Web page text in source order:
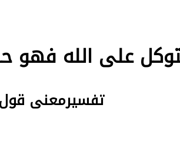
على الله فهو حسبه -
تفسيرمعنى